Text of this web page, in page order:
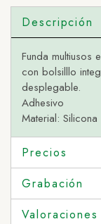
Descripción
Funda multiusos
con bolsilllo
desplegable.
Adhesivo
Material: Silicona
Precios
Grabación